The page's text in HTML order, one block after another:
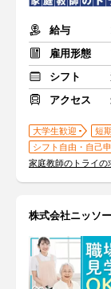
給与
雇用形態
シフト
アクセス
大学生歓迎 短
シフト自由・自己
家庭教師のトライの
株式会社ニッソ